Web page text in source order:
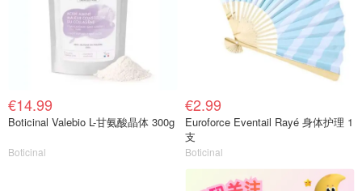
€14.99
Boticinal Valebio L-甘氨酸晶体 300g
Boticinal
€2.99
Euroforce Eventail Rayé 身体护理 1
支
Boticinal